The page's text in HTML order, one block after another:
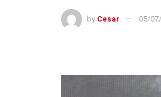
by Cesar 05/